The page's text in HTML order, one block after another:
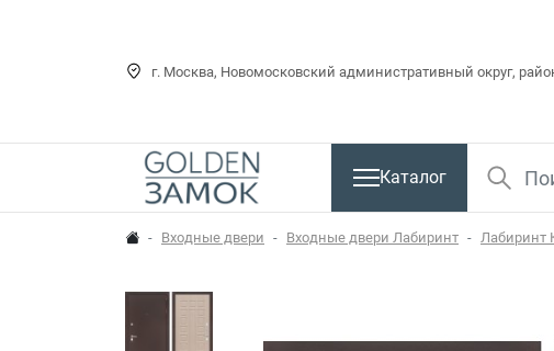
г. Москва, Новомосковский административный округ,
Каталог
Входные двери Входные двери Лабиринт Лабиринт